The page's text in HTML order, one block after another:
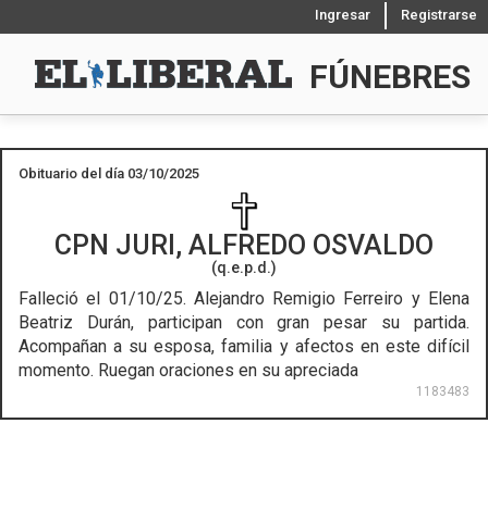
Ingresar Registrarse
FÚNEBRES
Obituario del día 03/10/2025
CPN JURI, ALFREDO OSVALDO
(q.e.p.d.)
Falleció el 01/10/25. Alejandro Remigio Ferreiro y Elena
Beatriz Durán, participan con gran pesar su partida.
Acompañan a su esposa, familia y afectos en este difícil
momento. Ruegan oraciones en su apreciada
1183483